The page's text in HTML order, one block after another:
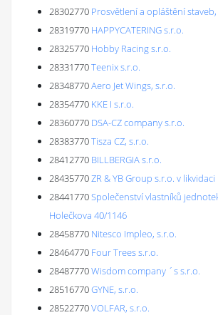
28302770 Prosvětlení a opláštění staveb,
28319770 HAPPYCATERING s.r.o.
28325770 Hobby Racing s.r.o.
28331770Teenix s.r.o.
28348770Aero Jet Wings, s.r.o.
28354770 KKE I s.r.o.
28360770 DSA-CZ company s.r.o.
28383770Tisza CZ, s.r.o.
28412770 BILLBERGIA s.r.o.
28435770ZR & YB Group s.r.o. v likvidaci
28441770Společenství vlastníků
Holečkova 40/1146
28458770 Nitesco Impleo, s.r.o.
28464770 Four Trees s.r.o.
28487770Wisdom company ´s s.r.o.
28516770GYNE, s.r.o.
28522770VOLFAR, s.r.o.